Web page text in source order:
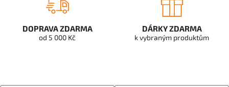
DOPRAVA ZDARMA
od 5 000 Kč
DÁRKY ZDARMA
k vybraným produktům